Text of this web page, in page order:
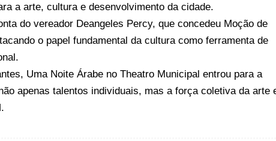
a arte, cultura e desenvolvimento da cidade.
do vereador Deangeles Percy, que concedeu Moção de
o papel fundamental da cultura como ferramenta de
Uma Noite Árabe no Theatro Municipal entrou para a
apenas talentos individuais, mas a força coletiva da arte